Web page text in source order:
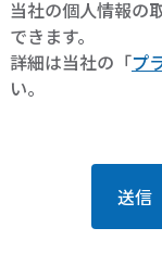
当社の個人情報の
できます。
詳細は当社の「 プ
い。